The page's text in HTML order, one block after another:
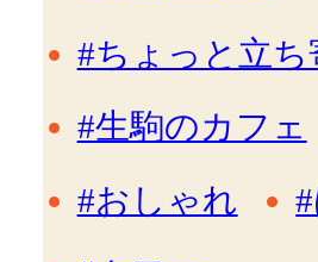
#ちょっと立ち
#生駒のカフェ
#おしゃれ